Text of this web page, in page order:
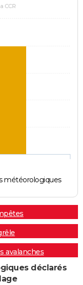
CCR
météorologiques
avalanches
déclarés